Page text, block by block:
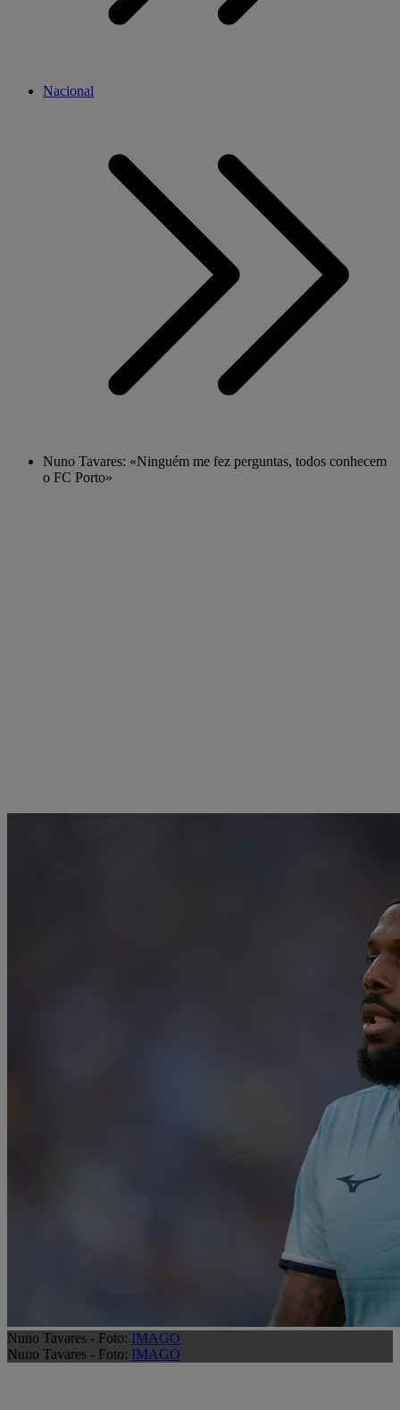
Nacional
Nuno Tavares: «Ninguém me fez perguntas, todos conhecem
o FC Porto»
Nuno Tavares - Foto: IMAGO
Nuno Tavares - Foto: IMAGO